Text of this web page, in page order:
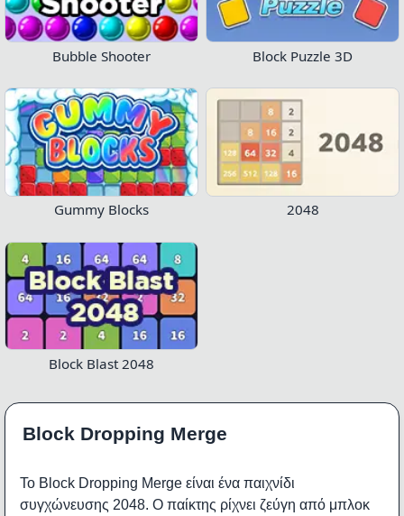
Bubble Shooter Block Puzzle 3D
Gummy Blocks 2048
Block Blast 2048
Block Dropping Merge
Το Block Dropping Merge είναι ένα παιχνίδι
συγχώνευσης 2048. Ο παίκτης ρίχνει ζεύγη από μπλοκ